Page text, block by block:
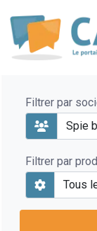
Filtrer par
Filtrer par